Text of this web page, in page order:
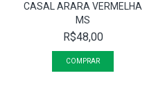
CASAL ARARA VERMELHA
MS
R$48,00